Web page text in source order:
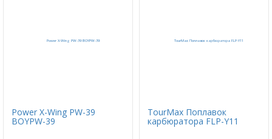
Power X-Wing PW-39
BOYPW-39
TourMax Поплавок
карбюратора FLP-Y11